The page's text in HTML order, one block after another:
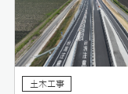
土木工事